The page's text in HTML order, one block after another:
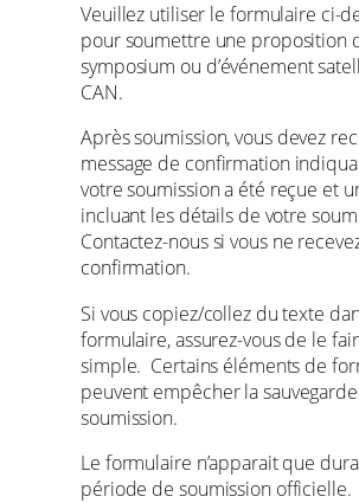
Veuillez utiliser le formulaire ci-
pour soumettre une proposition
symposium ou d’événement
CAN.
Après soumission, vous devez
message de confirmation
votre soumission a été reçue et
incluant les détails de votre
Contactez-nous si vous ne
confirmation.
Si vous copiez/collez du texte
formulaire, assurez-vous de le
simple. Certains éléments de
peuvent empêcher la
soumission.
Le formulaire n’apparait que
période de soumission officielle.